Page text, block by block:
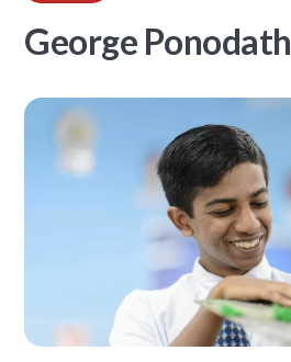
George Ponodath